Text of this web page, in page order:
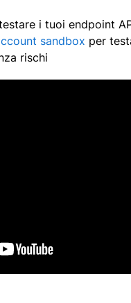
i tuoi endpoint
sandbox per
rischi